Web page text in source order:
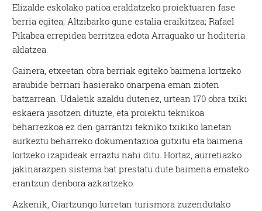
Elizalde eskolako patioa eraldatzeko proiektuaren fase
berria egitea; Altzibarko gune estalia eraikitzea; Rafael
Pikabea errepidea berritzea edota Arraguako ur hoditeria
aldatzea.
Gainera, etxeetan obra berriak egiteko baimena lortzeko
araubide berriari hasierako onarpena eman zioten
batzarrean. Udaletik azaldu dutenez, urtean 170 obra txiki
eskaera jasotzen dituzte, eta proiektu teknikoa
beharrezkoa ez den garrantzi tekniko txikiko lanetan
aurkeztu beharreko dokumentazioa gutxitu eta baimena
lortzeko izapideak erraztu nahi ditu. Hortaz, aurretiazko
jakinarazpen sistema bat prestatu dute baimena emateko
erantzun denbora azkartzeko.
Azkenik, Oiartzungo lurretan turismora zuzendutako